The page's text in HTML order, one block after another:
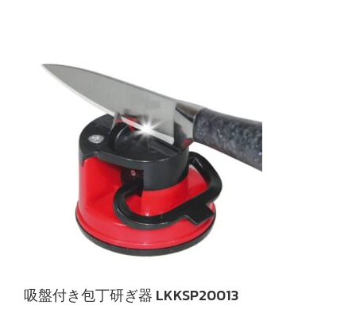
吸盤付き包丁研ぎ器 LKKSP20013